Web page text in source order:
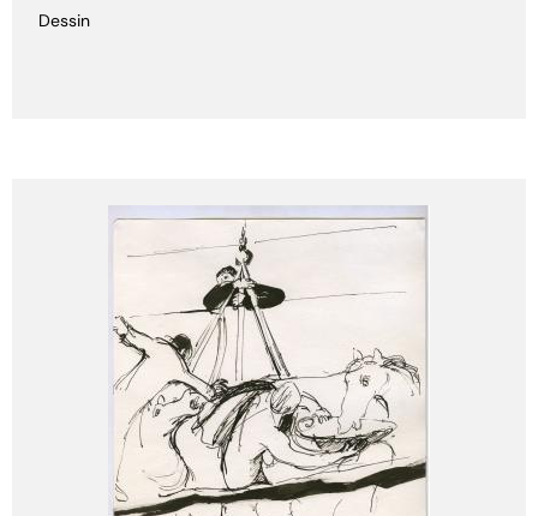
Dessin